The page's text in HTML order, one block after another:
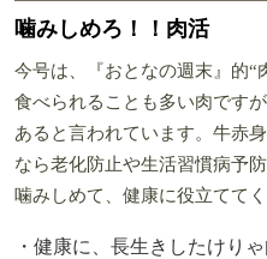
噛みしめろ！！肉活
今号は、『おとなの週末』的
食べられることも多い肉です
あると言われています。牛赤
なら老化防止や生活習慣病予
噛みしめて、健康に役立ててく
・健康に、長生きしたけりゃ